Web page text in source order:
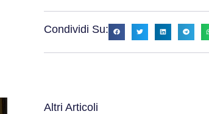
Condividi Su:
Altri Articoli